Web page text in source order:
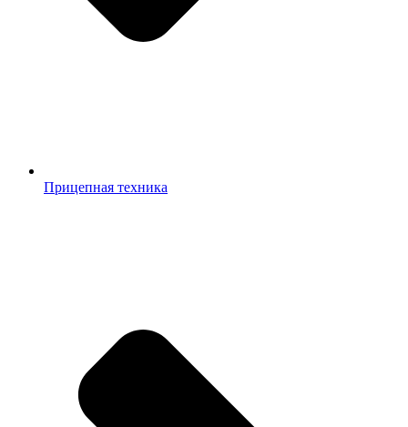
Прицепная техника